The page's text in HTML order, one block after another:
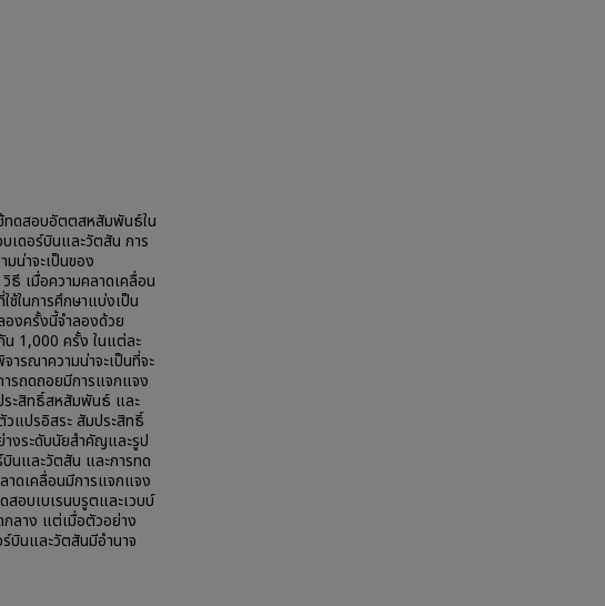
ทดสอบอัตตสหสัมพันธ์ใน
เดอร์บินและวัตสัน การ
น่าจะเป็นของ
ธี เมื่อความคลาดเคลื่อน
ในการศึกษาแบ่งเป็น
องครั้งนี้จำลองด้วย
น 1,000 ครั้ง ในแต่ละ
รณาความน่าจะเป็นที่จะ
ารถดถอยมีการแจกแจง
ระสิทธิ์สหสัมพันธ์ และ
แปรอิสระ สัมประสิทธิ์
งระดับนัยสำคัญและรูป
นและวัตสัน และการทด
าดเคลื่อนมีการแจกแจง
อบเบเรนบรูตและเวบบ์
ลาง แต่เมื่อตัวอย่าง
บินและวัตสันมีอำนาจ